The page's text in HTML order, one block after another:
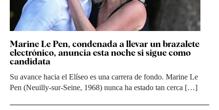
Marine Le Pen, condenada a llevar un brazalete
electrónico, anuncia esta noche si sigue como
candidata
Su avance hacia el Elíseo es una carrera de fondo. Marine Le
Pen (Neuilly-sur-Seine, 1968) nunca ha estado tan cerca […]